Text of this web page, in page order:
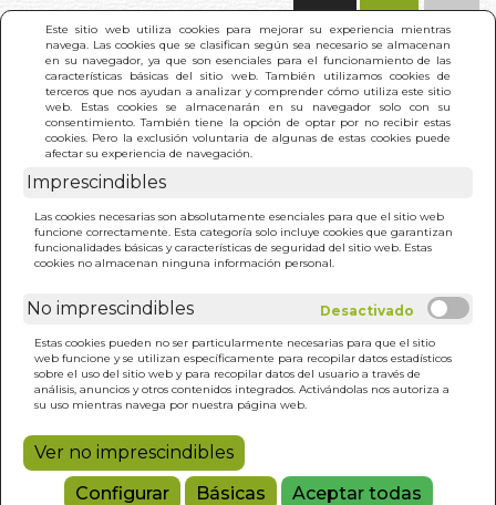
Este sitio web utiliza cookies para mejorar su experiencia mientras
navega. Las cookies que se clasifican según sea necesario se almacenan
en su navegador, ya que son esenciales para el funcionamiento de las
características básicas del sitio web. También utilizamos cookies de
terceros que nos ayudan a analizar y comprender cómo utiliza este sitio
web. Estas cookies se almacenarán en su navegador solo con su
consentimiento. También tiene la opción de optar por no recibir estas
cookies. Pero la exclusión voluntaria de algunas de estas cookies puede
afectar su experiencia de navegación.
Imprescindibles
Las cookies necesarias son absolutamente esenciales para que el sitio web
funcione correctamente. Esta categoría solo incluye cookies que garantizan
funcionalidades básicas y características de seguridad del sitio web. Estas
cookies no almacenan ninguna información personal.
No imprescindibles
Estas cookies pueden no ser particularmente necesarias para que el sitio
web funcione y se utilizan específicamente para recopilar datos estadísticos
sobre el uso del sitio web y para recopilar datos del usuario a través de
análisis, anuncios y otros contenidos integrados. Activándolas nos autoriza a
su uso mientras navega por nuestra página web.
Ver no imprescindibles
Configurar
Básicas Aceptar todas
INICIO > DON BLAS DE LEZO